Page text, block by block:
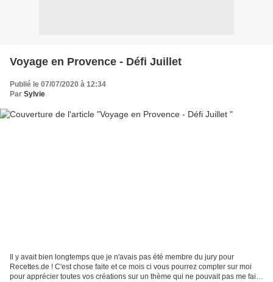
Voyage en Provence - Défi Juillet
Publié le 07/07/2020 à 12:34
Par Sylvie
Il y avait bien longtemps que je n'avais pas été membre du jury pour
Recettes.de ! C'est chose faite et ce mois ci vous pourrez compter sur moi
pour apprécier toutes vos créations sur un thème qui ne pouvait pas me faire